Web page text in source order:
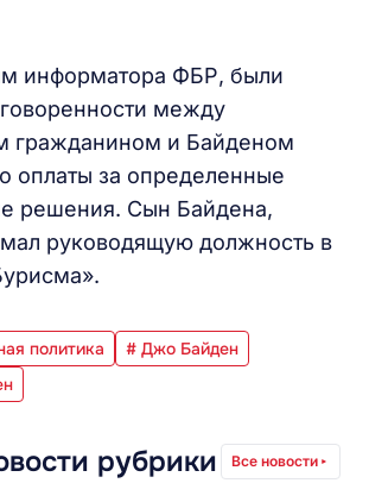
информатора ФБР, были
между
гражданином и Байденом
оплаты за определенные
решения. Сын Байдена,
руководящую должность в
политика
# Джо Байден
рубрики Все новости